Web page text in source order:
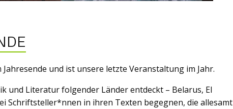
und ist unsere letzte Veranstaltung im Jahr.
und Literatur folgender Länder entdeckt – Belarus, El
Schriftsteller*nnen in ihren Texten begegnen, die allesamt